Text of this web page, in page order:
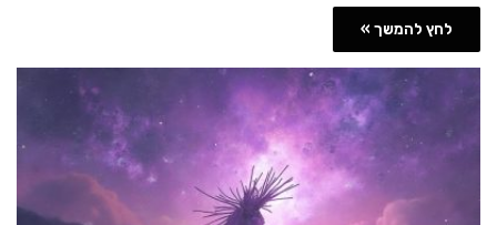
לחץ להמשך »